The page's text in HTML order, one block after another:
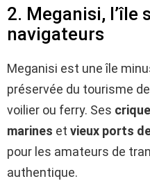
2. Meganisi, l’île
navigateurs
Meganisi est une île
préservée du tourisme
voilier ou ferry. Ses
marines et vieux ports
pour les amateurs de
authentique.